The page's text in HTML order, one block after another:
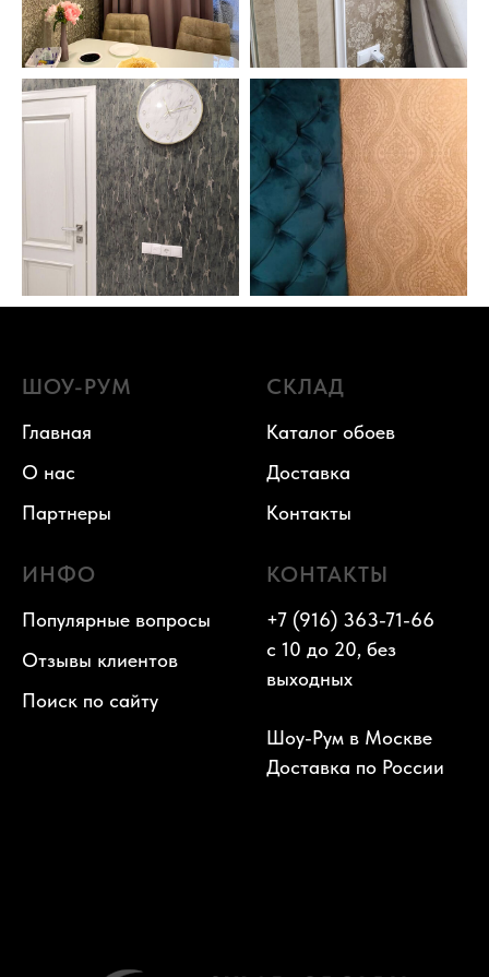
ШОУ-РУМ
Главная
О нас
Партнеры
СКЛАД
Каталог обоев
Доставка
Контакты
ИНФО
Популярные вопросы
Отзывы клиентов
Поиск по сайту
КОНТАКТЫ
+7 (916) 363-71-66
с 10 до 20, без
выходных
Шоу-Рум в Москве
Доставка по России